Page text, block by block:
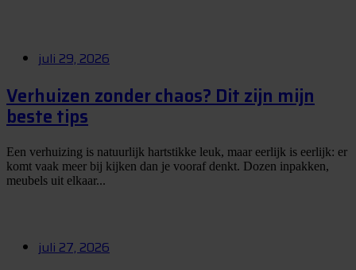
juli 29, 2026
Verhuizen zonder chaos? Dit zijn mijn
beste tips
Een verhuizing is natuurlijk hartstikke leuk, maar eerlijk is eerlijk: er
komt vaak meer bij kijken dan je vooraf denkt. Dozen inpakken,
meubels uit elkaar...
juli 27, 2026